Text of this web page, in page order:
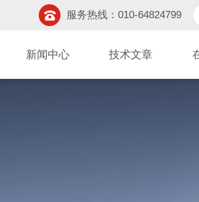
服务热线：010-64824799
新闻中心 技术文章